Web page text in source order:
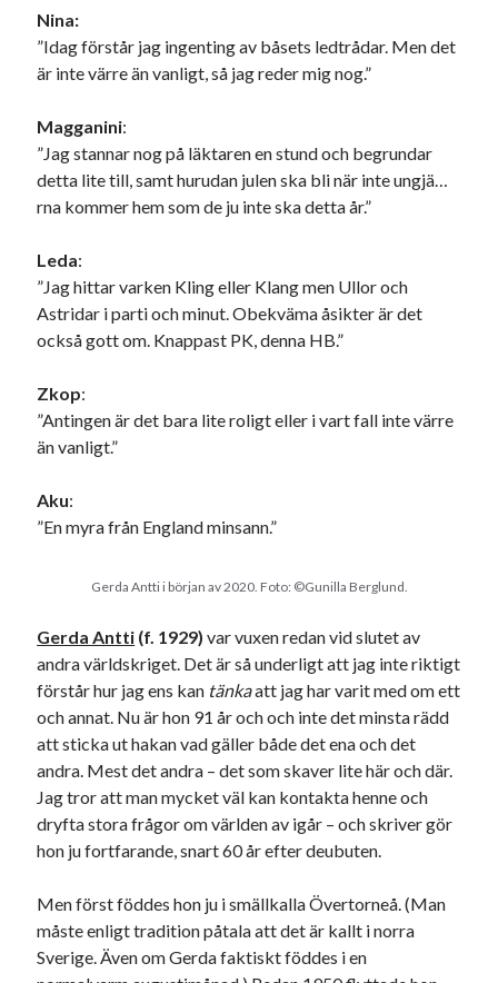
Nina:
”Idag förstår jag ingenting av båsets ledtrådar. Men det
är inte värre än vanligt, så jag reder mig nog.”
Magganini:
”Jag stannar nog på läktaren en stund och begrundar
detta lite till, samt hurudan julen ska bli när inte ungjä…
rna kommer hem som de ju inte ska detta år.”
Leda:
”Jag hittar varken Kling eller Klang men Ullor och
Astridar i parti och minut. Obekväma åsikter är det
också gott om. Knappast PK, denna HB.”
Zkop:
”Antingen är det bara lite roligt eller i vart fall inte värre
än vanligt.”
Aku:
”En myra från England minsann.”
Gerda Antti i början av 2020. Foto: ©Gunilla Berglund.
Gerda Antti (f. 1929) var vuxen redan vid slutet av
andra världskriget. Det är så underligt att jag inte riktigt
förstår hur jag ens kan tänkaatt jag har varit med om ett
och annat. Nu är hon 91 år och och inte det minsta rädd
att sticka ut hakan vad gäller både det ena och det
andra. Mest det andra – det som skaver lite här och där.
Jag tror att man mycket väl kan kontakta henne och
dryfta stora frågor om världen av igår – och skriver gör
hon ju fortfarande, snart 60 år efter deubuten.
Men först föddes hon ju i smällkalla Övertorneå. (Man
måste enligt tradition påtala att det är kallt i norra
Sverige. Även om Gerda faktiskt föddes i en